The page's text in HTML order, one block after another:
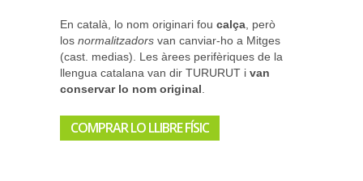
En català, lo nom originari fou calça, però
los normalitzadors van canviar-ho a Mitges
(cast. medias). Les àrees perifèriques de la
llengua catalana van dir TURURUT i van
conservar lo nom original.
COMPRAR LO LLIBRE FÍSIC